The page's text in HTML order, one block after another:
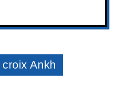
croix Ankh